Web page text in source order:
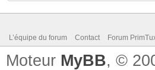
L’équipe du forum Contact Forum
Moteur MyBB, ©